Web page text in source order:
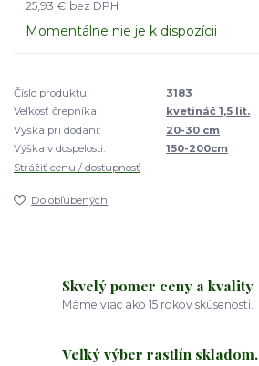
25,93 € bez DPH
Momentálne nie je k dispozícii
Číslo produktu:
3183
Veľkosť črepníka:
kvetináč 1,5 lit.
Výška pri dodaní:
20-30 cm
Výška v dospelosti:
150-200cm
Strážiť cenu / dostupnosť
Do obľúbených
Skvelý pomer ceny a kvality
Máme viac ako 15 rokov skúseností.
Veľký výber rastlín skladom.